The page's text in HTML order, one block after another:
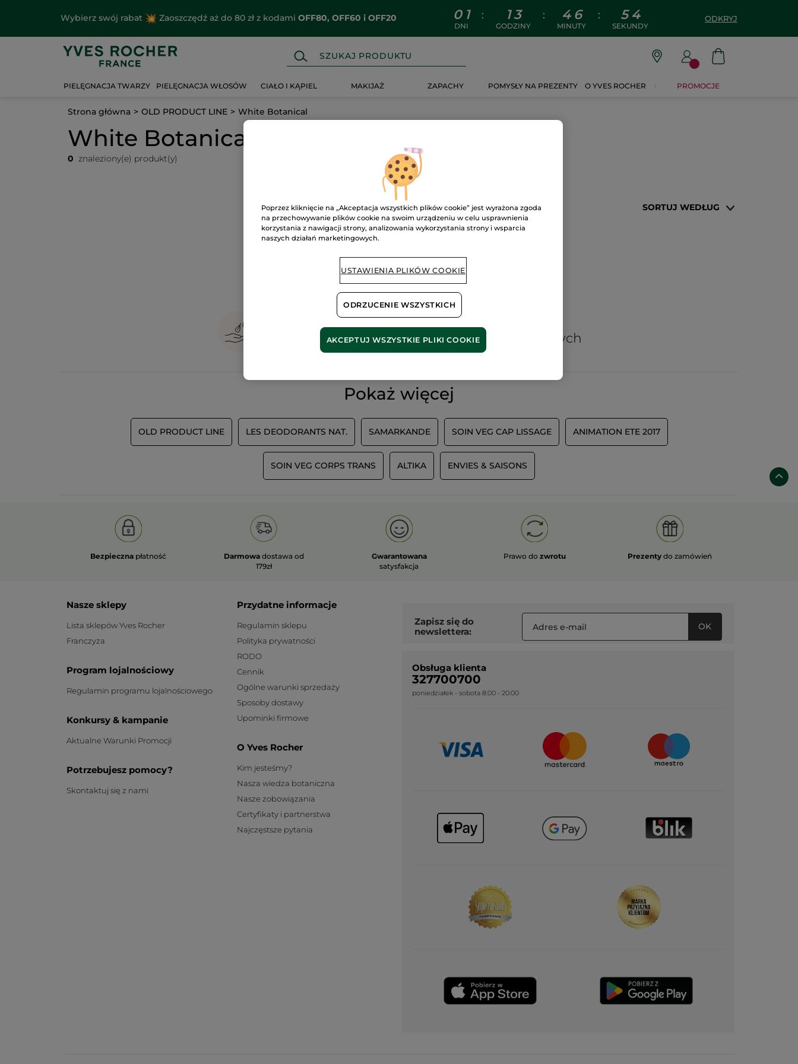
Wybierz swój rabat Zaoszczędź aż do 80 zł z kodami OFF80, OFF60 i OFF20 0 1
DNI
: 1 3
GODZINY
: 4 6
MINUTY
: 5 4
SEKUNDY
ODKRYJ
PIELĘGNACJA TWARZY PIELĘGNACJA WŁOSÓW CIAŁO I KĄPIEL MAKIJAŻ ZAPACHY POMYSŁY NA PREZENTY O YVES ROCHER PROMOCJE
Strona główna OLD PRODUCT LINE White Botanical
White Botanical
0 znaleziony(e) produkt(y)
SORTUJ WEDŁUG
ekstrakty
60 hektarów
pól organicznych
Pokaż więcej
OLD PRODUCT LINE LES DEODORANTS NAT. SAMARKANDE SOIN VEG CAP LISSAGE ANIMATION ETE 2017
SOIN VEG CORPS TRANS ALTIKA ENVIES & SAISONS
Bezpieczna płatność Darmowa dostawa od
179zł
Gwarantowana
satysfakcja
Prawo do zwrotu Prezenty do zamówień
Nasze sklepy
Lista sklepów Yves Rocher
Franczyza
Program lojalnościowy
Regulamin programu lojalnościowego
Konkursy & kampanie
Aktualne Warunki Promocji
Potrzebujesz pomocy?
Skontaktuj się z nami
Przydatne informacje
Regulamin sklepu
Polityka prywatności
RODO
Cennik
Ogólne warunki sprzedaży
Sposoby dostawy
Upominki firmowe
O Yves Rocher
Kim jesteśmy?
Nasza wiedza botaniczna
Nasze zobowiązania
Certyfikaty i partnerstwa
Najczęstsze pytania
Zapisz się do
newslettera:
OK
Obsługa klienta
327700700
poniedziałek - sobota 8:00 - 20:00
Poprzez kliknięcie na „Akceptacja wszystkich plików cookie” jest wyrażona zgoda
na przechowywanie plików cookie na swoim urządzeniu w celu usprawnienia
korzystania z nawigacji strony, analizowania wykorzystania strony i wsparcia
naszych działań marketingowych.
USTAWIENIA PLIKÓW COOKIE
ODRZUCENIE WSZYSTKICH
AKCEPTUJ WSZYSTKIE PLIKI COOKIE